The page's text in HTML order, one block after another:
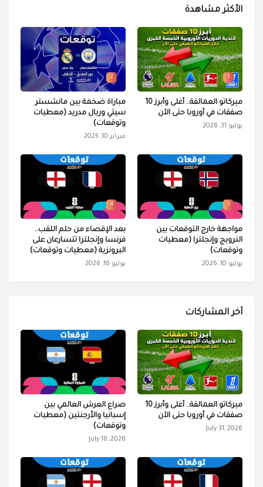
الأكثر مشاهدة
1
ميركاتو العمالقة.. أغلى وأبرز 10
صفقات في أوروبا حتى الآن
يوليو 31, 2026
2
مباراة ضخمة بين مانشستر
سيتي وريال مدريد (معطيات
وتوقعات)
فبراير 10, 2025
3
مواجهة خارج التوقعات بين
النرويج وإنجلترا (معطيات
وتوقعات)
يوليو 10, 2026
4
بعد الإقصاء من حلم اللقب..
فرنسا وإنجلترا تتسارعان على
البرونزية (معطيات وتوقعات)
يوليو 16, 2026
آخر المشاركات
ميركاتو العمالقة.. أغلى وأبرز 10
صفقات في أوروبا حتى الآن
July 31, 2026
صراع العرش العالمي بين
إسبانيا والأرجنتين (معطيات
وتوقعات)
July 18, 2026